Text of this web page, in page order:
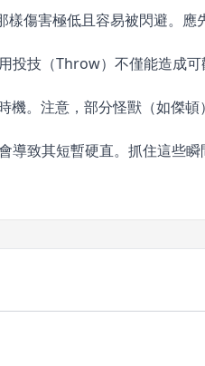
傷害極低且容易被閃避。
技（Throw）不僅能造成
。注意，部分怪獸（如傑
致其短暫硬直。抓住這些